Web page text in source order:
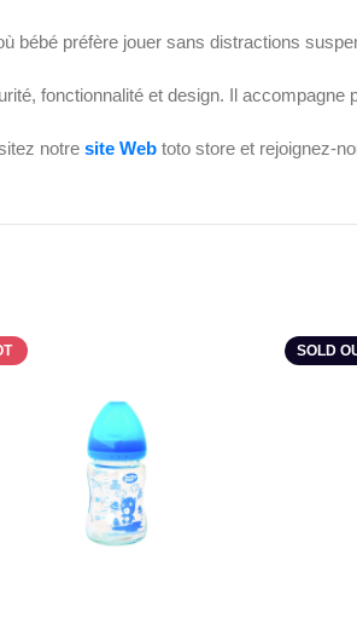
bébé préfère jouer sans distractions
fonctionnalité et design. Il
notresite Web toto store et rejoignez-
SOLD